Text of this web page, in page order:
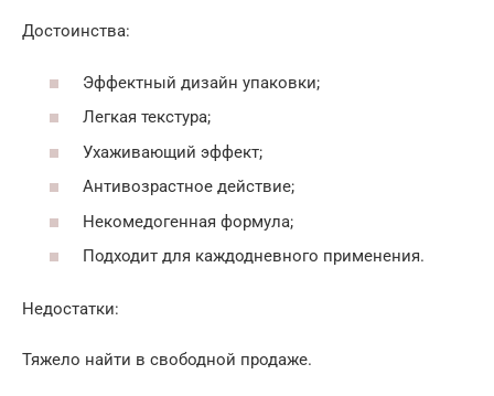
Достоинства:
Эффектный дизайн упаковки;
Легкая текстура;
Ухаживающий эффект;
Антивозрастное действие;
Некомедогенная формула;
Подходит для каждодневного применения.
Недостатки:
Тяжело найти в свободной продаже.